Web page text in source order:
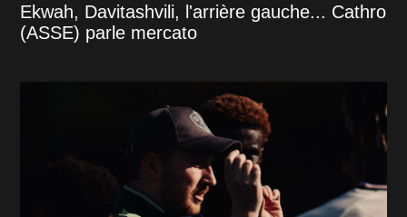
Ekwah, Davitashvili, l'arrière gauche... Cathro
(ASSE) parle mercato